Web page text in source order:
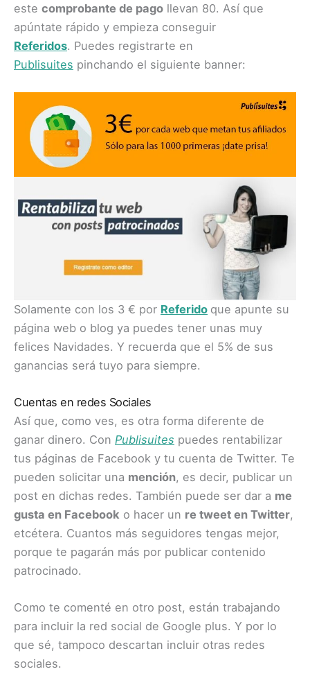
este comprobante de pago llevan 80. Así que
apúntate rápido y empieza conseguir
Referidos. Puedes registrarte en
Publisuites pinchando el siguiente banner:
Solamente con los 3 € por Referido que apunte su
página web o blog ya puedes tener unas muy
felices Navidades. Y recuerda que el 5% de sus
ganancias será tuyo para siempre.
Cuentas en redes Sociales
Así que, como ves, es otra forma diferente de
ganar dinero. Con Publisuites puedes rentabilizar
tus páginas de Facebook y tu cuenta de Twitter. Te
pueden solicitar una mención, es decir, publicar un
post en dichas redes. También puede ser dar a me
gusta en Facebook o hacer un re tweet en Twitter,
etcétera. Cuantos más seguidores tengas mejor,
porque te pagarán más por publicar contenido
patrocinado.
Como te comenté en otro post, están trabajando
para incluir la red social de Google plus. Y por lo
que sé, tampoco descartan incluir otras redes
sociales.